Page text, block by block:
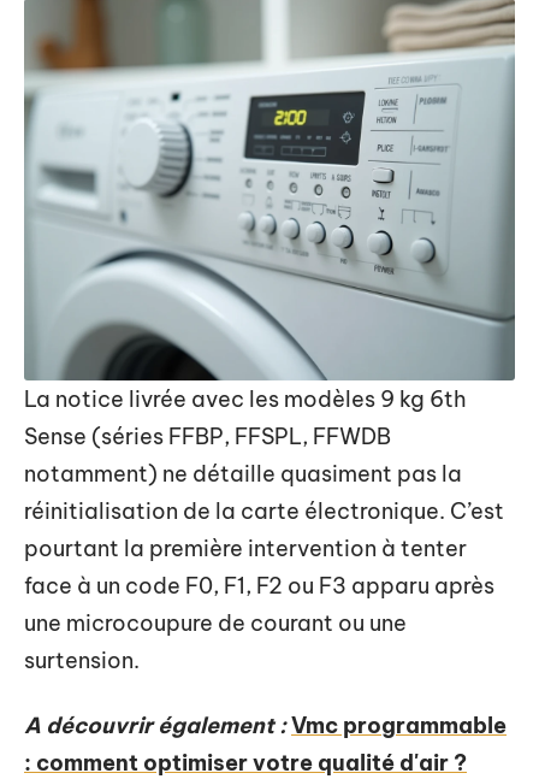
La notice livrée avec les modèles 9 kg 6th
Sense (séries FFBP, FFSPL, FFWDB
notamment) ne détaille quasiment pas la
réinitialisation de la carte électronique. C’est
pourtant la première intervention à tenter
face à un code F0, F1, F2 ou F3 apparu après
une microcoupure de courant ou une
surtension.
A découvrir également :Vmc programmable
: comment optimiser votre qualité d'air ?